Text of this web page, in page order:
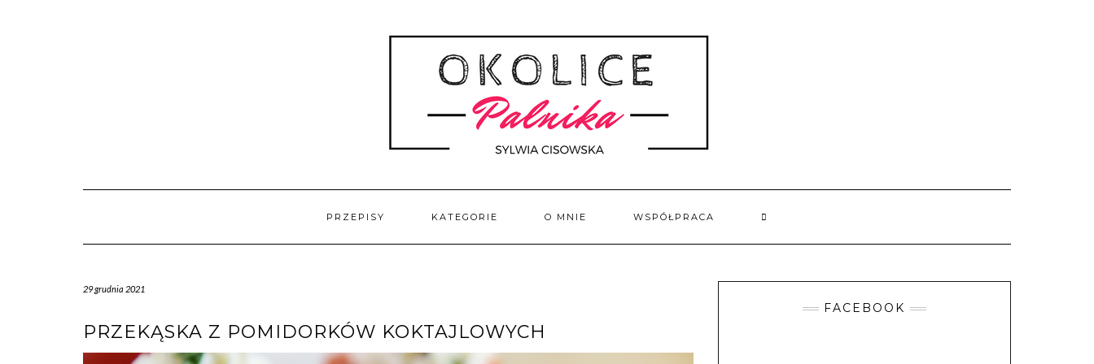
PRZEPISY KATEGORIE O MNIE WSPÓŁPRACA
29 grudnia 2021
PRZEKĄSKA Z POMIDORKÓW KOKTAJLOWYCH
FACEBOOK